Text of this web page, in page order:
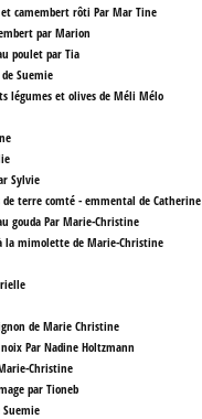
camembert rôti ParMar Tine
par Marion
poulet par Tia
Suemie
légumes et olives de Méli Mélo
Sylvie
de terre comté - emmental de Catherine
gouda Par Marie-Christine
la mimolette de Marie-Christine
de Marie Christine
Par Nadine Holtzmann
Christine
par Tioneb